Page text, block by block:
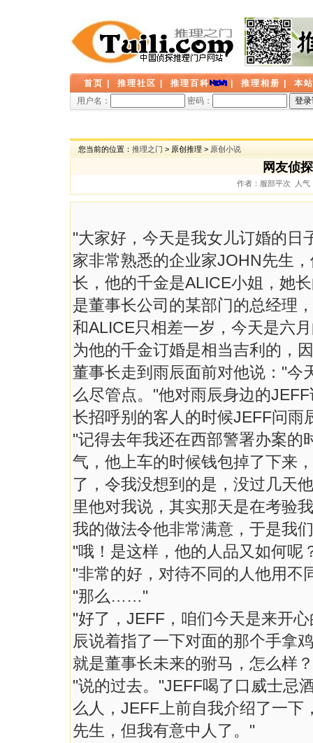
首页 推理社区 推理百科 推理相册
本
用户名：
密码：
您当前的位置： 推理之门 > 原创推理 > 原创小说
网友侦
作者：服部平次 人气
"大家好，今天是我女儿订婚的日
家非常熟悉的企业家JOHN先生
长，他的千金是ALICE小姐，她
是董事长公司的某部门的总经理
和ALICE只相差一岁，今天是六
为他的千金订婚是相当吉利的，
董事长走到雨辰面前对他说："今
么尽管点。"他对雨辰身边的
长招呼别的客人的时候JEFF问雨
"记得去年我还在西部警署办案的
气，他上车的时候钱包掉了下来
了，令我没想到的是，没过几天
里他对我说，其实那天是在考验
我的做法令他非常满意，于是我
"哦！是这样，他的人品又如何呢
"非常的好，对待不同的人他用不
"那么……"
"好了，JEFF，咱们今天是来开
辰说着指了一下对面的那个手拿
就是董事长未来的驸马，怎么样
"说的过去。"JEFF喝了口威士忌
么人，JEFF上前自我介绍了一下
先生，但我有意中人了。"